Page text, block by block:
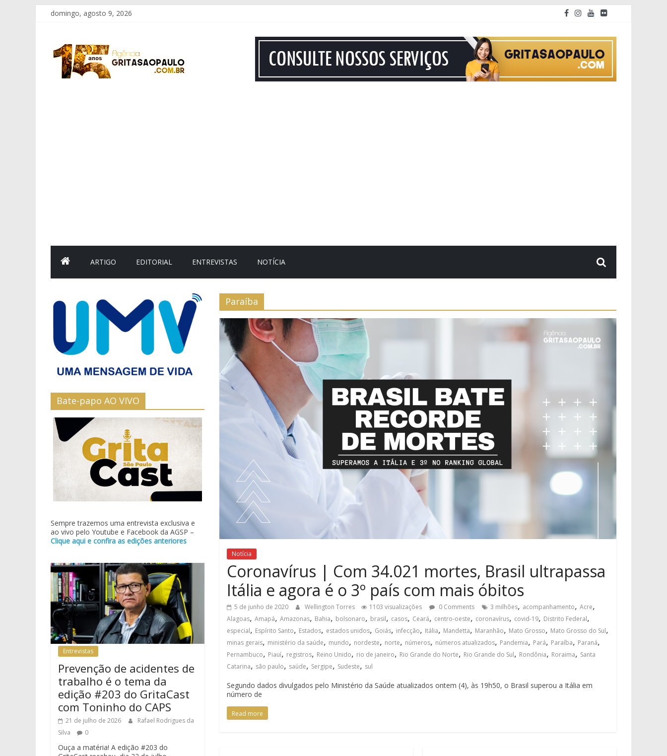
Pular
conteúdo
domingo, agosto 9, 2026
Grita
São
ARTIGO EDITORIAL ENTREVISTAS NOTÍCIA
Paraíba
Notícia
Coronavírus | Com 34.021 mortes, Brasil ultrapassa
Itália e agora é o 3º país com mais óbitos
5 de junho de 2020 Wellington Torres 1103 visualizações 0 Comments 3 milhões, acompanhamento, Acre,
Alagoas, Amapá, Amazonas, Bahia, bolsonaro, brasil, casos, Ceará, centro-oeste, coronavírus, covid-19, Distrito Federal,
especial, Espírito Santo, Estados, estados unidos, Goiás, infecção, Itália, Mandetta, Maranhão, Mato Grosso, Mato Grosso do Sul,
minas gerais, ministério da saúde, mundo, nordeste, norte, números, números atualizados, Pandemia, Pará, Paraíba, Paraná,
Pernambuco, Piauí, registros, Reino Unido, rio de janeiro, Rio Grande do Norte, Rio Grande do Sul, Rondônia, Roraima, Santa
Catarina, são paulo, saúde, Sergipe, Sudeste, sul
Segundo dados divulgados pelo Ministério da Saúde atualizados ontem (4), às 19h50, o Brasil superou a Itália em
número de
Read more
Bate-papo AO VIVO
Sempre trazemos uma entrevista exclusiva e
ao vivo pelo Youtube e Facebook da AGSP –
Clique aqui e confira as edições anteriores
Entrevistas
Prevenção de acidentes de
trabalho é o tema da
edição #203 do GritaCast
com Toninho do CAPS
21 de julho de 2026
Rafael Rodrigues da
Silva
0
Ouça a matéria! A edição #203 do